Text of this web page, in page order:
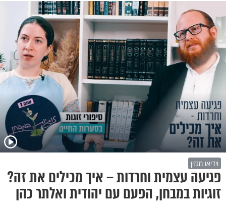
וידיאו מגזין
פגיעה עצמית וחרדות – איך מכילים את זה?
זוגיות במבחן, הפעם עם יהודית ואלתר כהן